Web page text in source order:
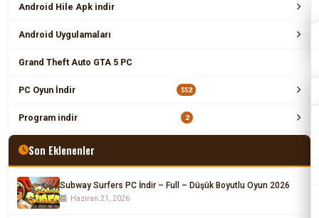
Android Hile Apk indir
Android Uygulamaları
Grand Theft Auto GTA 5 PC
PC Oyun İndir 552
Program indir 2
Son Eklenenler
Subway Surfers PC İndir – Full – Düşük Boyutlu Oyun 2026
Haziran 21, 2026